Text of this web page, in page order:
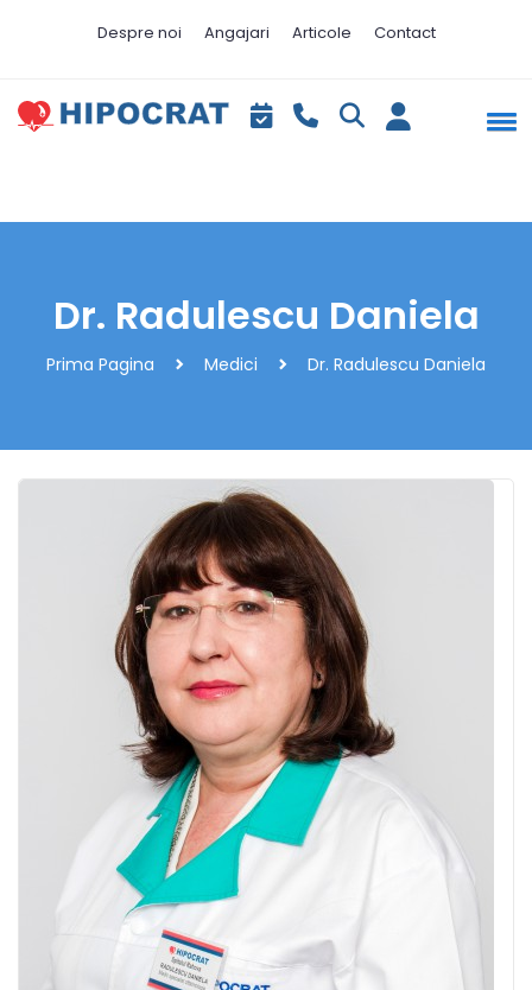
Despre noi Angajari Articole Contact
Dr. Radulescu Daniela
Prima Pagina Medici Dr. Radulescu Daniela